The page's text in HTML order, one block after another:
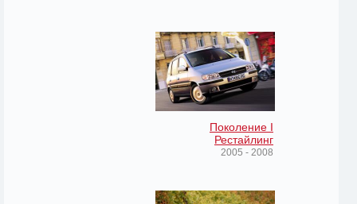
Поколение I
Рестайлинг
2005 - 2008